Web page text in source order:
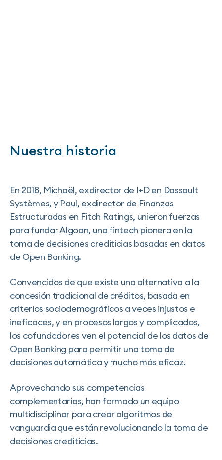
Nuestra historia
En 2018, Michaël, exdirector de I+D en Dassault
Systèmes, y Paul, exdirector de Finanzas
Estructuradas en Fitch Ratings, unieron fuerzas
para fundar Algoan, una fintech pionera en la
toma de decisiones crediticias basadas en datos
de Open Banking.
Convencidos de que existe una alternativa a la
concesión tradicional de créditos, basada en
criterios sociodemográficos a veces injustos e
ineficaces, y en procesos largos y complicados,
los cofundadores ven el potencial de los datos de
Open Banking para permitir una toma de
decisiones automática y mucho más eficaz.
Aprovechando sus competencias
complementarias, han formado un equipo
multidisciplinar para crear algoritmos de
vanguardia que están revolucionando la toma de
decisiones crediticias.